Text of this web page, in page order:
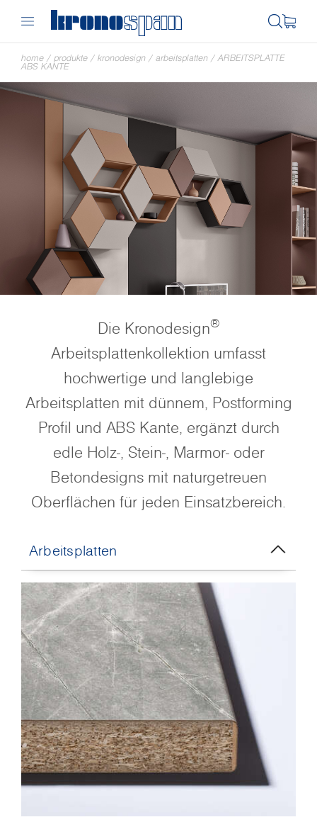
home / produkte / kronodesign / arbeitsplatten /ARBEITSPLATTE
ABS KANTE
Die Kronodesign®
Arbeitsplattenkollektion umfasst
hochwertige und langlebige
Arbeitsplatten mit dünnem, Postforming
Profil und ABS Kante, ergänzt durch
edle Holz-, Stein-, Marmor- oder
Betondesigns mit naturgetreuen
Oberflächen für jeden Einsatzbereich.
Arbeitsplatten